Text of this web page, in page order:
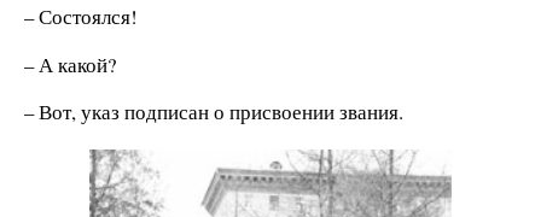
– Состоялся!
– А какой?
– Вот, указ подписан о присвоении звания.